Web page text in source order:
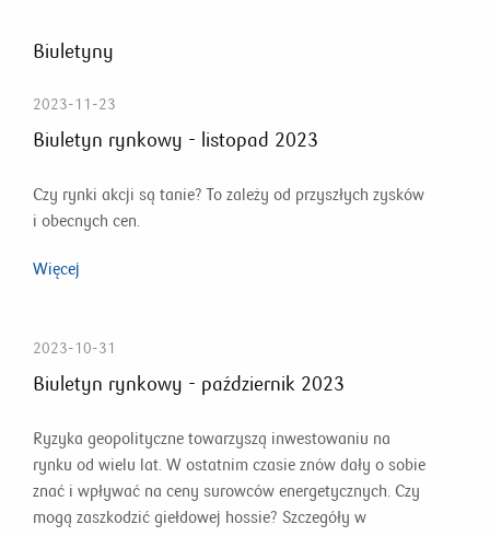
Biuletyny
2023-11-23
Biuletyn rynkowy - listopad 2023
Czy rynki akcji są tanie? To zależy od przyszłych zysków
i obecnych cen.
Więcej
2023-10-31
Biuletyn rynkowy - październik 2023
Ryzyka geopolityczne towarzyszą inwestowaniu na
rynku od wielu lat. W ostatnim czasie znów dały o sobie
znać i wpływać na ceny surowców energetycznych. Czy
mogą zaszkodzić giełdowej hossie? Szczegóły w